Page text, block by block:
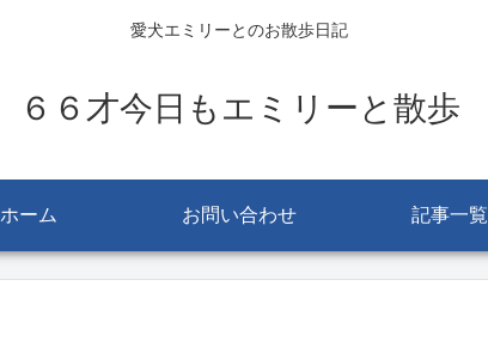
愛犬エミリーとのお散歩日記
６６才今日もエミリーと散歩
ホーム お問い合わせ 記事一覧